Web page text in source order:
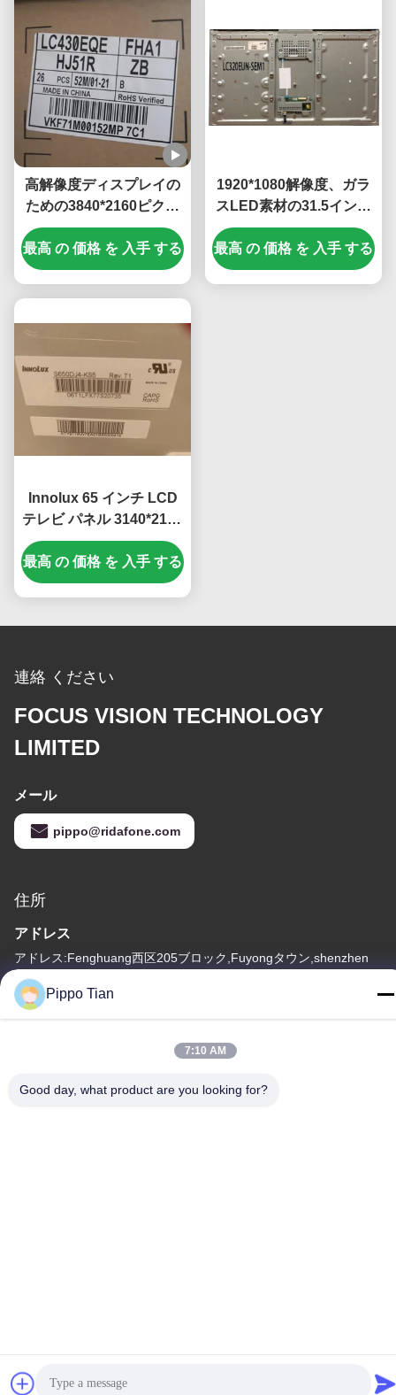
高解像度ディスプレイの
ための3840*2160ピクセ
ルとIPS技術を持つ43イ
ンチLCDテレビパネル
最高 の 価格 を 入手 する
1920*1080解像度、ガラ
スLED素材の31.5インチ
液晶テレビパネル
最高 の 価格 を 入手 する
Innolux 65 インチ LCD
テレビ パネル 3140*2160
ピクセルと RGB 垂直ス
トライプ LED テレビ モ
ジュール
最高 の 価格 を 入手 する
連絡 ください
FOCUS VISION TECHNOLOGY
LIMITED
メール
pippo@ridafone.com
住所
アドレス
アドレス:Fenghuang西区205ブロック,Fuyongタウン,shenzhen
市,中国
テレ
Pippo Tian
7:10 AM
Good day, what product are you looking for?